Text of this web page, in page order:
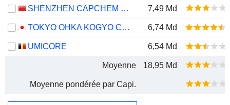
SHENZHEN CAPCHEM TECHNOLOGY CO., LTD. 7,49 Md
TOKYO OHKA KOGYO CO., LTD. 6,74 Md
UMICORE 6,54 Md
Moyenne 18,95 Md
Moyenne pondérée par Capi.